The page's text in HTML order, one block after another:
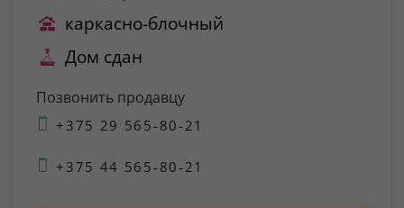
каркасно-блочный
Дом сдан
Позвонить продавцу
+375 29 565-80-21
+375 44 565-80-21